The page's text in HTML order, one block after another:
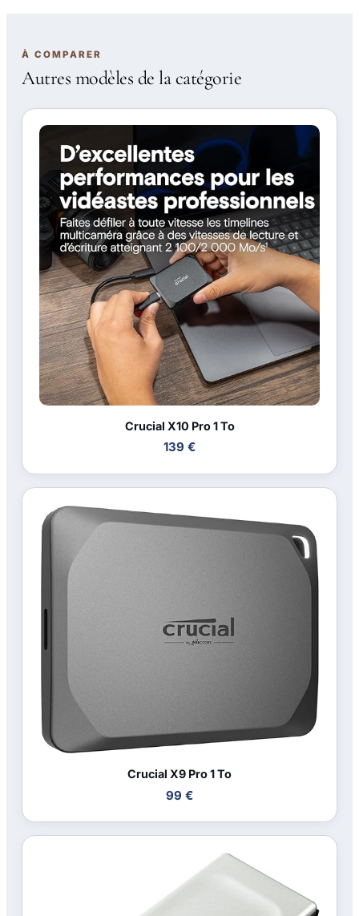
À COMPARER
Autres modèles de la catégorie
Crucial X10 Pro 1 To
139 €
Crucial X9 Pro 1 To
99 €